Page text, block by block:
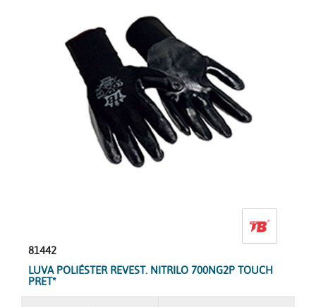
81442
LUVA POLIÉSTER REVEST. NITRILO 700NG2P TOUCH
PRET*